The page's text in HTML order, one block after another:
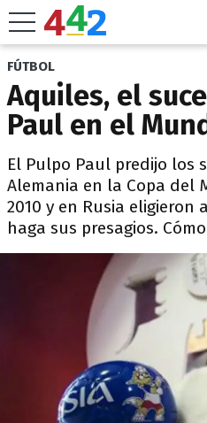
FÚTBOL
Aquiles, el
Paul en el
El Pulpo Paul predijo los
Alemania en la Copa del
2010 y en Rusia eligieron
haga sus presagios.